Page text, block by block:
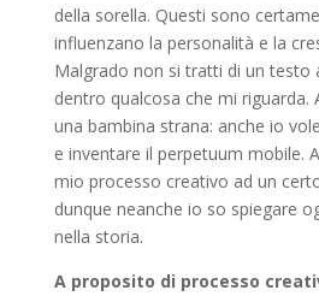
della sorella. Questi sono
influenzano la personalità e la
Malgrado non si tratti di un testo
dentro qualcosa che mi riguarda.
una bambina strana: anche io
e inventare il perpetuum mobile.
mio processo creativo ad un
dunque neanche io so spiegare
nella storia.
A proposito di processo